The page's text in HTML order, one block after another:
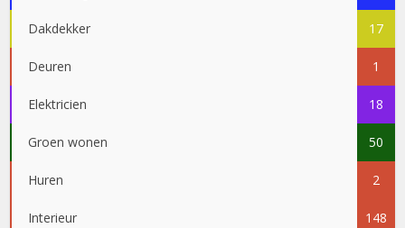
Dakdekker 17
Deuren 1
Elektricien 18
Groen wonen 50
Huren 2
Interieur 148